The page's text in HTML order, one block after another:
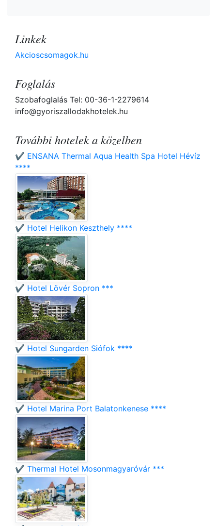
Linkek
Akcioscsomagok.hu
Foglalás
Szobafoglalás Tel: 00-36-1-2279614
info@gyoriszallodakhotelek.hu
További hotelek a közelben
✔️ ENSANA Thermal Aqua Health Spa Hotel Hévíz
****
✔️ Hotel Helikon Keszthely ****
✔️ Hotel Lövér Sopron ***
✔️ Hotel Sungarden Siófok ****
✔️ Hotel Marina Port Balatonkenese ****
✔️ Thermal Hotel Mosonmagyaróvár ***